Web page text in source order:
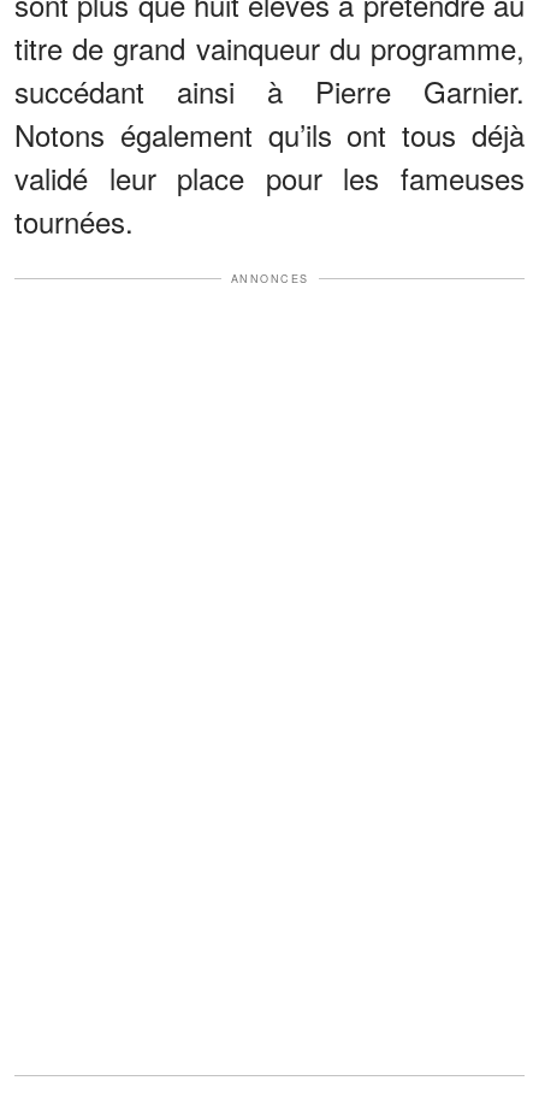
titre de grand vainqueur du programme,
succédant ainsi à Pierre Garnier.
Notons également qu’ils ont tous déjà
validé leur place pour les fameuses
tournées.
ANNONCES